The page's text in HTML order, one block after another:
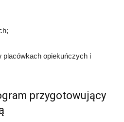
placówkach opiekuńczych i
przygotowujący